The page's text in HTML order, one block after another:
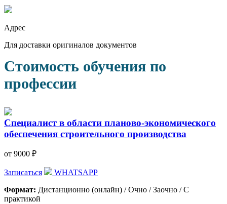
Адрес
Для доставки оригиналов документов
Стоимость обучения по
профессии
Специалист в области планово-экономического
обеспечения строительного производства
от 9000 ₽
Записаться
WHATSAPP
Формат: Дистанционно (онлайн) / Очно / Заочно / С
практикой